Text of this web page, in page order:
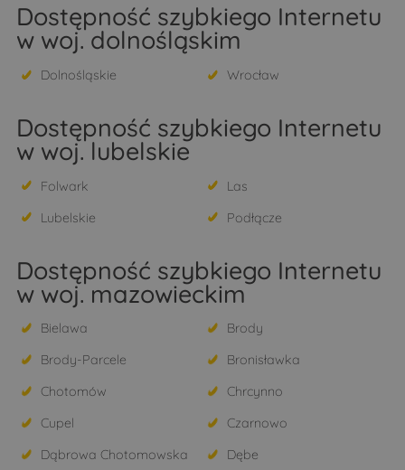
Dostępność szybkiego Internetu
w woj. dolnośląskim
Dolnośląskie Wrocław
Dostępność szybkiego Internetu
w woj. lubelskie
Folwark
Las
Lubelskie
Podłącze
Dostępność szybkiego Internetu
w woj. mazowieckim
Bielawa
Brody
Brody-Parcele
Bronisławka
Chotomów
Chrcynno
Cupel
Czarnowo
Dąbrowa Chotomowska
Dębe